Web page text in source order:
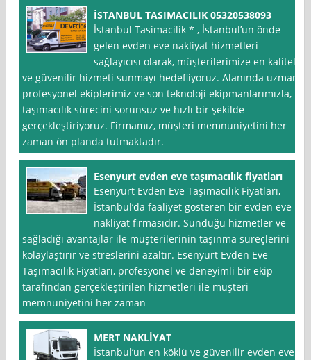
İSTANBUL TASIMACILIK 05320538093
İstanbul Tasimacilik * , İstanbul’un önde
gelen evden eve nakliyat hizmetleri
sağlayıcısı olarak, müşterilerimize en kaliteli
ve güvenilir hizmeti sunmayı hedefliyoruz. Alanında uzman
profesyonel ekiplerimiz ve son teknoloji ekipmanlarımızla,
taşımacılık sürecini sorunsuz ve hızlı bir şekilde
gerçekleştiriyoruz. Firmamız, müşteri memnuniyetini her
zaman ön planda tutmaktadır.
Esenyurt evden eve taşımacılık fiyatları
Esenyurt Evden Eve Taşımacılık Fiyatları,
İstanbul‘da faaliyet gösteren bir evden eve
nakliyat firmasıdır. Sunduğu hizmetler ve
sağladığı avantajlar ile müşterilerinin taşınma süreçlerini
kolaylaştırır ve streslerini azaltır. Esenyurt Evden Eve
Taşımacılık Fiyatları, profesyonel ve deneyimli bir ekip
tarafından gerçekleştirilen hizmetleri ile müşteri
memnuniyetini her zaman
MERT NAKLİYAT
İstanbul’un en köklü ve güvenilir evden eve